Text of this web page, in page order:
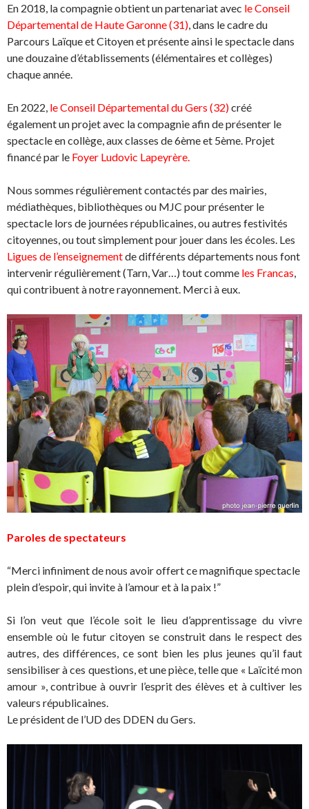
En 2018, la compagnie obtient un partenariat avec le Conseil
Départemental de Haute Garonne (31) , dans le cadre du
Parcours Laïque et Citoyen et présente ainsi le spectacle dans
une douzaine d’établissements (élémentaires et collèges)
chaque année.
En 2022, le Conseil Départemental du Gers (32)créé
également un projet avec la compagnie afin de présenter le
spectacle en collège, aux classes de 6ème et 5ème. Projet
financé par le Foyer Ludovic Lapeyrère.
Nous sommes régulièrement contactés par des mairies,
médiathèques, bibliothèques ou MJC pour présenter le
spectacle lors de journées républicaines, ou autres festivités
citoyennes, ou tout simplement pour jouer dans les écoles. Les
Ligues de l’enseignementde différents départements nous font
intervenir régulièrement (Tarn, Var…) tout comme les Francas
qui contribuent à notre rayonnement. Merci à eux.
Paroles de spectateurs
“Merci infiniment de nous avoir offert ce magnifique spectacle
plein d’espoir, qui invite à l’amour et à la paix !”
Si l’on veut que l’école soit le lieu d’apprentissage du vivre
ensemble où le futur citoyen se construit dans le respect des
autres, des différences, ce sont bien les plus jeunes qu’il faut
sensibiliser à ces questions, et une pièce, telle que « Laïcité mon
amour », contribue à ouvrir l’esprit des élèves et à cultiver les
valeurs républicaines.
Le président de l’UD des DDEN du Gers.